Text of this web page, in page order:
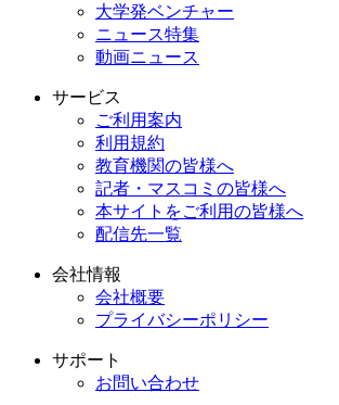
大学発ベンチャー
ニュース特集
動画ニュース
サービス
ご利用案内
利用規約
教育機関の皆様へ
記者・マスコミの皆様へ
本サイトをご利用の皆様へ
配信先一覧
会社情報
会社概要
プライバシーポリシー
サポート
お問い合わせ